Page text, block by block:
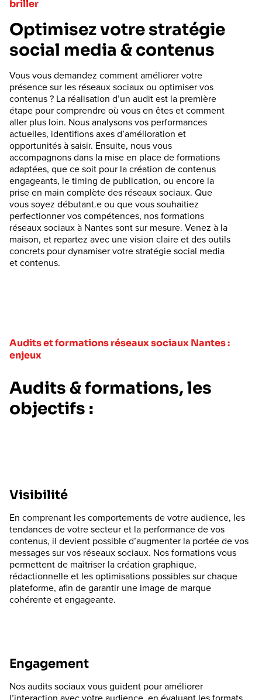
briller
Optimisez votre stratégie
social media & contenus
Vous vous demandez comment améliorer votre
présence sur les réseaux sociaux ou optimiser vos
contenus ? La réalisation d’un audit est la première
étape pour comprendre où vous en êtes et comment
aller plus loin. Nous analysons vos performances
actuelles, identifions axes d’amélioration et
opportunités à saisir. Ensuite, nous vous
accompagnons dans la mise en place de formations
adaptées, que ce soit pour la création de contenus
engageants, le timing de publication, ou encore la
prise en main complète des réseaux sociaux. Que
vous soyez débutant.e ou que vous souhaitiez
perfectionner vos compétences, nos formations
réseaux sociaux à Nantes sont sur mesure. Venez à la
maison, et repartez avec une vision claire et des outils
concrets pour dynamiser votre stratégie social media
et contenus.
Audits et formations réseaux sociaux Nantes :
enjeux
Audits & formations, les
objectifs :
Visibilité
En comprenant les comportements de votre audience, les
tendances de votre secteur et la performance de vos
contenus, il devient possible d’augmenter la portée de vos
messages sur vos réseaux sociaux. Nos formations vous
permettent de maîtriser la création graphique,
rédactionnelle et les optimisations possibles sur chaque
plateforme, afin de garantir une image de marque
cohérente et engageante.
Engagement
Nos audits sociaux vous guident pour améliorer